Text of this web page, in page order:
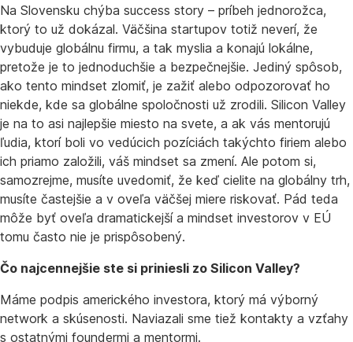
Na Slovensku chýba success story – príbeh jednorožca,
ktorý to už dokázal. Väčšina startupov totiž neverí, že
vybuduje globálnu firmu, a tak myslia a konajú lokálne,
pretože je to jednoduchšie a bezpečnejšie. Jediný spôsob,
ako tento mindset zlomiť, je zažiť alebo odpozorovať ho
niekde, kde sa globálne spoločnosti už zrodili. Silicon Valley
je na to asi najlepšie miesto na svete, a ak vás mentorujú
ľudia, ktorí boli vo vedúcich pozíciách takýchto firiem alebo
ich priamo založili, váš mindset sa zmení. Ale potom si,
samozrejme, musíte uvedomiť, že keď cielite na globálny trh,
musíte častejšie a v oveľa väčšej miere riskovať. Pád teda
môže byť oveľa dramatickejší a mindset investorov v EÚ
tomu často nie je prispôsobený.
Čo najcennejšie ste si priniesli zo Silicon Valley?
Máme podpis amerického investora, ktorý má výborný
network a skúsenosti. Naviazali sme tiež kontakty a vzťahy
s ostatnými foundermi a mentormi.